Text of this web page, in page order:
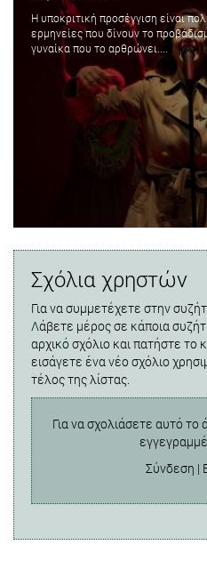
Η υποκριτική προσέγγιση είναι
ερμηνείες που δίνουν το
γυναίκα που το αρθρώνει....
Σχόλια χρηστών
Για να συμμετέχετε στην
Λάβετε μέρος σε κάποια
αρχικό σχόλιο και πατήστε το
εισάγετε ένα νέο σχόλιο
τέλος της λίστας.
Για να σχολιάσετε αυτό το
Σύνδεση |